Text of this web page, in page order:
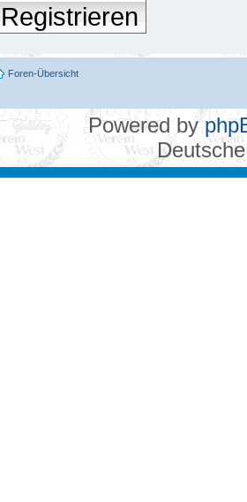
Registrieren
Foren-Übersicht
Powered by